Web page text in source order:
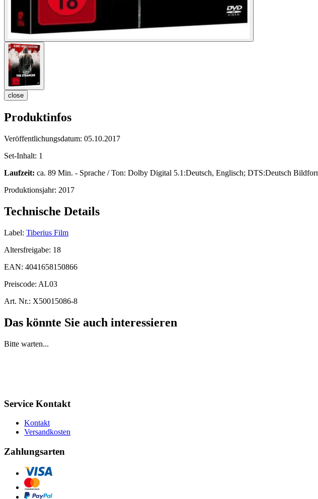
close
Produktinfos
Veröffentlichungsdatum: 05.10.2017
Set-Inhalt: 1
Laufzeit: ca. 89 Min. - Sprache / Ton: Dolby Digital 5.1:Deutsch, Englisch; DTS:Deutsch
Produktionsjahr: 2017
Technische Details
Label: Tiberius Film
Altersfreigabe: 18
EAN: 4041658150866
Preiscode: AL03
Art. Nr.: X50015086-8
Das könnte Sie auch interessieren
Bitte warten...
Service Kontakt
Kontakt
Versandkosten
Zahlungsarten